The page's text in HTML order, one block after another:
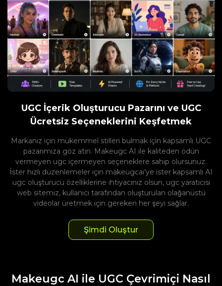
UGC İçerik Oluşturucu Pazarını ve UGC
Ücretsiz Seçeneklerini Keşfetmek
Markanız için mükemmel stilleri bulmak için kapsamlı UGC
pazarımıza göz atın. Makeugc AI ile kaliteden ödün
vermeyen ugc içermeyen seçeneklere sahip olursunuz.
İster hızlı düzenlemeler için makeugcai'ye ister kapsamlı AI
ugc oluşturucu özelliklerine ihtiyacınız olsun, ugc yaratıcısı
web sitemiz, kullanıcı tarafından oluşturulan olağanüstü
videolar üretmek için gereken her şeyi sağlar.
Şimdi Oluştur
Makeugc AI ile UGC Çevrimiçi Nasıl